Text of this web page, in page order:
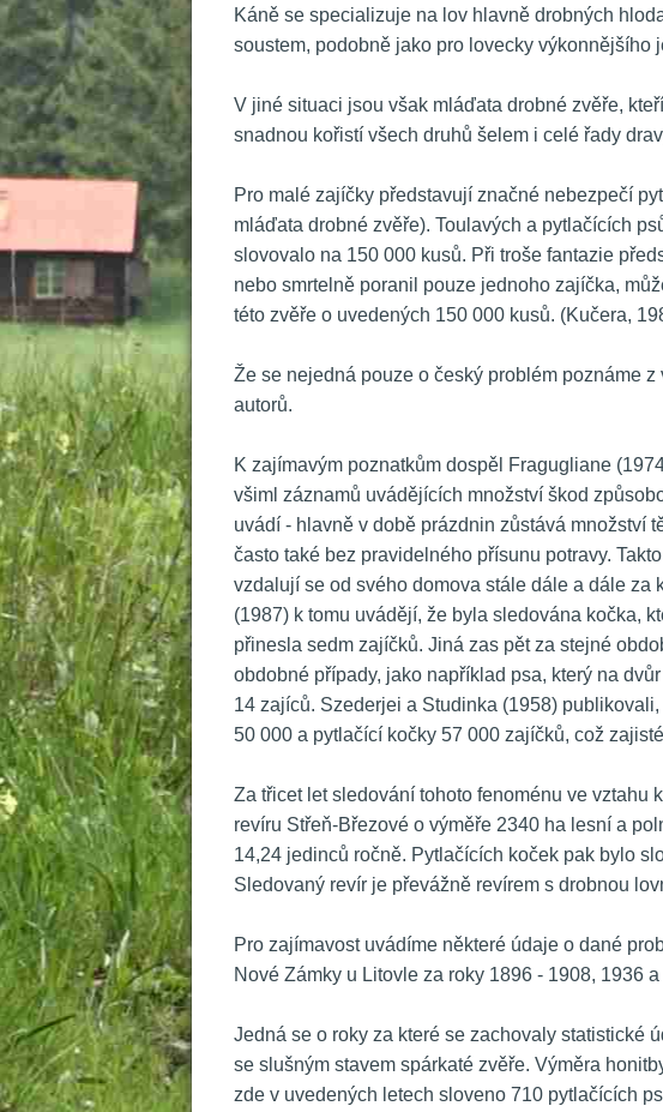
Káně se specializuje na lov hlavně drobných
oustem, podobně jako pro lovecky výkonnějšího
V jiné situaci jsou však mláďata drobné zvěře,
nadnou kořistí všech druhů šelem i celé řady
Pro malé zajíčky představují značné nebezpečí
mláďata drobné zvěře). Toulavých a pytlačících
lovovalo na 150 000 kusů. Při troše fantazie
nebo smrtelně poranil pouze jednoho zajíčka,
této zvěře o uvedených 150 000 kusů. (Kučera,
Že se nejedná pouze o český problém poznáme
autorů.
K zajímavým poznatkům dospěl Fragugliane
všiml záznamů uvádějících množství škod
uvádí - hlavně v době prázdnin zůstává množství
často také bez pravidelného přísunu potravy.
vzdalují se od svého domova stále dále a dále za
(1987) k tomu uvádějí, že byla sledována kočka,
přinesla sedm zajíčků. Jiná zas pět za stejné
obdobné případy, jako například psa, který na
14 zajíců. Szederjei a Studinka (1958)
50 000 a pytlačící kočky 57 000 zajíčků, což
Za třicet let sledování tohoto fenoménu ve
revíru Střeň-Březové o výměře 2340 ha lesní a
14,24 jedinců ročně. Pytlačících koček pak bylo
Sledovaný revír je převážně revírem s drobnou
Pro zajímavost uvádíme některé údaje o dané
Nové Zámky u Litovle za roky 1896 - 1908, 1936
Jedná se o roky za které se zachovaly statistické
e slušným stavem spárkaté zvěře. Výměra
zde v uvedených letech sloveno 710 pytlačících